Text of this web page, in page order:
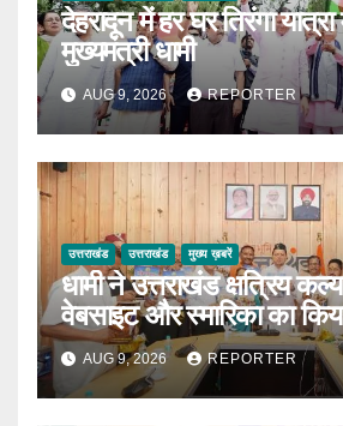
देहरादून में हर घर तिरंगा
मुख्यमंत्री धामी
AUG 9, 2026 REPORTER
उत्तराखंड उत्तराखंड मुख्य ख़बरें
धामी ने उत्तराखंड क्षत्रिय
वेबसाइट और स्मारिका का
AUG 9, 2026 REPORTER